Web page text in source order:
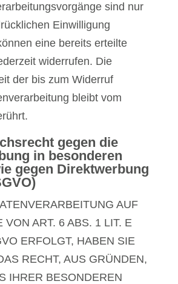
sind nur
Einwilligung
eine bereits erteilte
widerrufen. Die
der bis zum Widerruf
bleibt vom
gegen die
in besonderen
gegen Direktwerbung
AUF
VON ART. 6 ABS. 1 LIT. E
ERFOLGT, HABEN SIE
RECHT, AUS GRÜNDEN,
IHRER BESONDEREN